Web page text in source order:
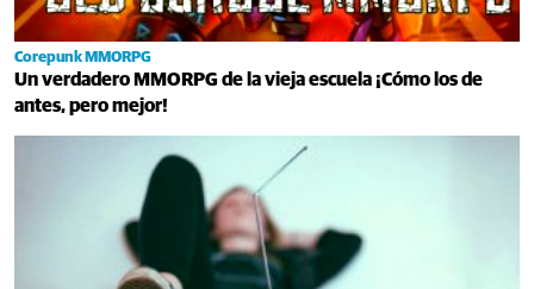
Corepunk MMORPG
Un verdadero MMORPG de la vieja escuela ¡Cómo los de
antes, pero mejor!